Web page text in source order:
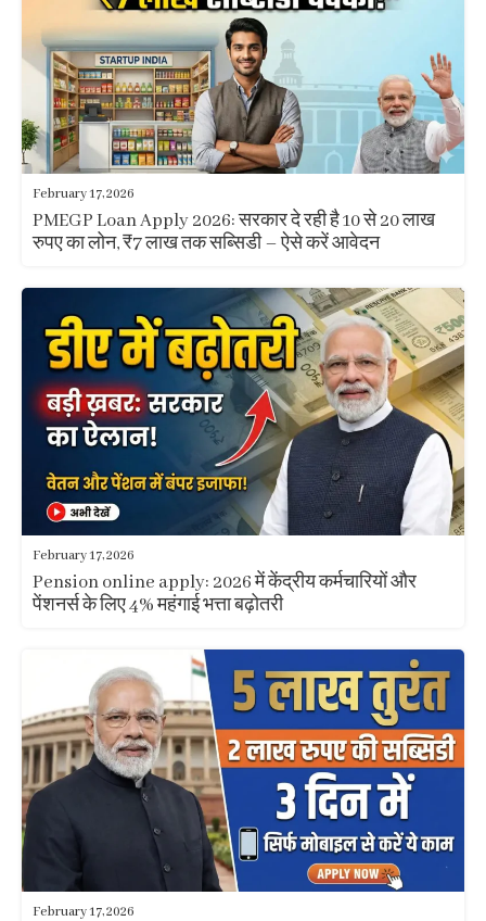
February 17, 2026
PMEGP Loan Apply 2026: सरकार दे रही है 10 से 20 लाख
रुपए का लोन, ₹7 लाख तक सब्सिडी – ऐसे करें आवेदन
February 17, 2026
Pension online apply: 2026 में केंद्रीय कर्मचारियों और
पेंशनर्स के लिए 4% महंगाई भत्ता बढ़ोतरी
February 17, 2026